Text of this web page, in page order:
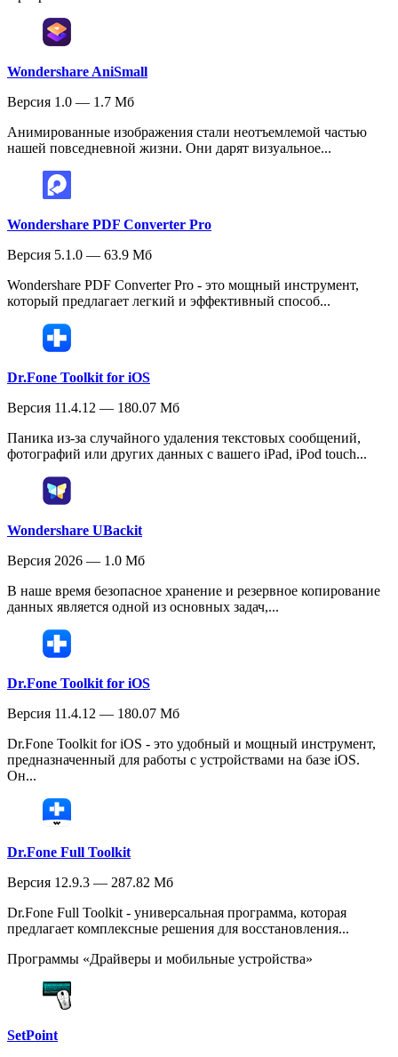
Wondershare AniSmall
Версия 1.0 — 1.7 Мб
Анимированные изображения стали неотъемлемой частью
нашей повседневной жизни. Они дарят визуальное...
Wondershare PDF Converter Pro
Версия 5.1.0 — 63.9 Мб
Wondershare PDF Converter Pro - это мощный инструмент,
который предлагает легкий и эффективный способ...
Dr.Fone Toolkit for iOS
Версия 11.4.12 — 180.07 Мб
Паника из-за случайного удаления текстовых сообщений,
фотографий или других данных с вашего iPad, iPod touch...
Wondershare UBackit
Версия 2026 — 1.0 Мб
В наше время безопасное хранение и резервное копирование
данных является одной из основных задач,...
Dr.Fone Toolkit for iOS
Версия 11.4.12 — 180.07 Мб
Dr.Fone Toolkit for iOS - это удобный и мощный инструмент,
предназначенный для работы с устройствами на базе iOS.
Он...
Dr.Fone Full Toolkit
Версия 12.9.3 — 287.82 Мб
Dr.Fone Full Toolkit - универсальная программа, которая
предлагает комплексные решения для восстановления...
Программы «Драйверы и мобильные устройства»
SetPoint